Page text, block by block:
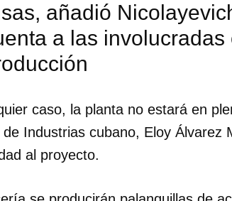
añadió
a las
caso, la planta no estará en
de Industrias cubano, Eloy
al proyecto.